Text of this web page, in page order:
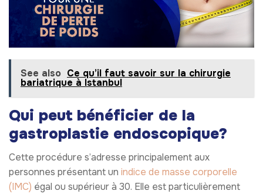
See also Ce qu’il faut savoir sur la chirurgie
bariatrique à Istanbul
Qui peut bénéficier de la
gastroplastie endoscopique?
Cette procédure s’adresse principalement aux
personnes présentant un indice de masse corporelle
(IMC) égal ou supérieur à 30. Elle est particulièrement